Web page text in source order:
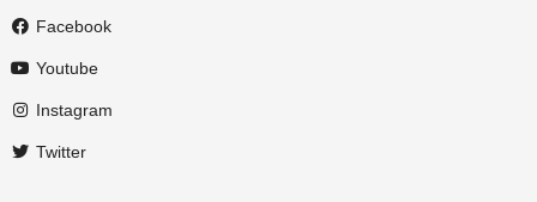
Facebook
Youtube
Instagram
Twitter